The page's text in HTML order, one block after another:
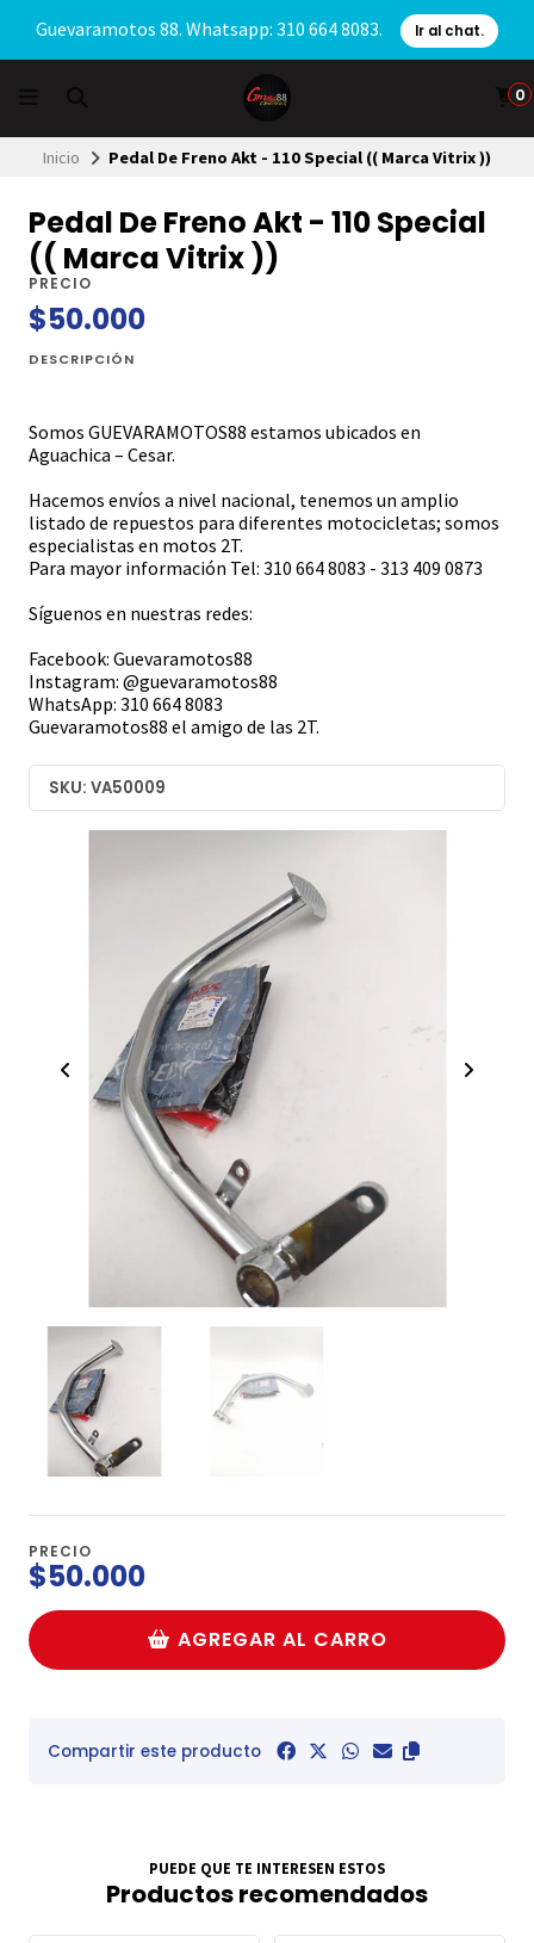
Guevaramotos 88. Whatsapp: 310 664 8083. Ir al chat.
0
Inicio Pedal De Freno Akt - 110 Special (( Marca Vitrix ))
Pedal De Freno Akt - 110 Special
(( Marca Vitrix ))
PRECIO
$50.000
DESCRIPCIÓN
Somos GUEVARAMOTOS88 estamos ubicados en
Aguachica – Cesar.
Hacemos envíos a nivel nacional, tenemos un amplio
listado de repuestos para diferentes motocicletas; somos
especialistas en motos 2T.
Para mayor información Tel: 310 664 8083 - 313 409 0873
Síguenos en nuestras redes:
Facebook: Guevaramotos88
Instagram: @guevaramotos88
WhatsApp: 310 664 8083
Guevaramotos88 el amigo de las 2T.
SKU: VA50009
PRECIO
$50.000
AGREGAR AL CARRO
Compartir este producto
PUEDE QUE TE INTERESEN ESTOS
Productos recomendados